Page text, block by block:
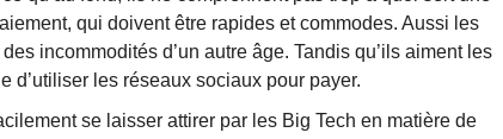
qui doivent être rapides et commodes. Aussi les
incommodités d’un autre âge. Tandis qu’ils aiment les
d’utiliser les réseaux sociaux pour payer.
se laisser attirer par les Big Tech en matière de